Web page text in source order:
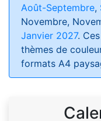
Août-Septembre,
Novembre,
Janvier 2027.
thèmes de
formats A4